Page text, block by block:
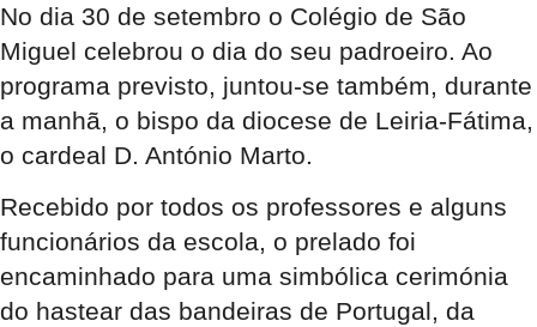
No dia 30 de setembro o Colégio de São
Miguel celebrou o dia do seu padroeiro. Ao
programa previsto, juntou-se também, durante
a manhã, o bispo da diocese de Leiria-Fátima,
o cardeal D. António Marto.
Recebido por todos os professores e alguns
funcionários da escola, o prelado foi
encaminhado para uma simbólica cerimónia
do hastear das bandeiras de Portugal, da